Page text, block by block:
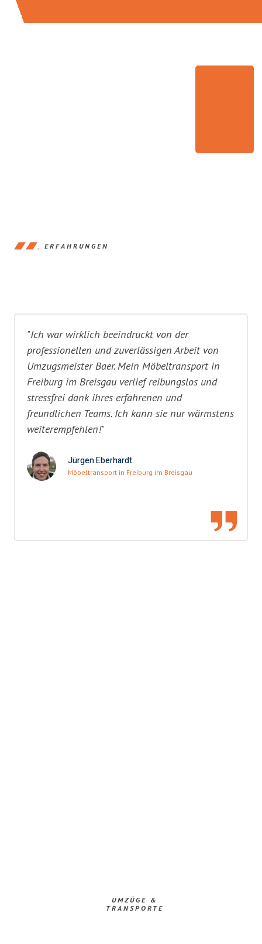
ERFAHRUNGEN
"Ich war wirklich beeindruckt von der
professionellen und zuverlässigen Arbeit von
Umzugsmeister Baer. Mein Möbeltransport in
Freiburg im Breisgau verlief reibungslos und
stressfrei dank ihres erfahrenen und
freundlichen Teams. Ich kann sie nur wärmstens
weiterempfehlen!"
Jürgen Eberhardt
Möbeltransport in Freiburg im Breisgau
UMZÜGE &
TRANSPORTE